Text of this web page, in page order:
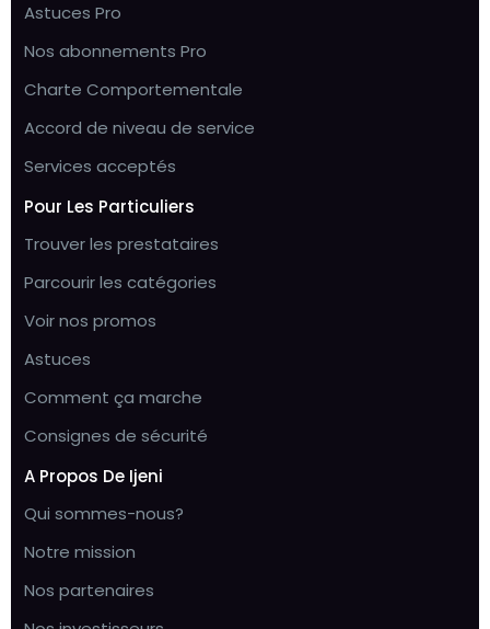
Astuces Pro
Nos abonnements Pro
Charte Comportementale
Accord de niveau de service
Services acceptés
Pour Les Particuliers
Trouver les prestataires
Parcourir les catégories
Voir nos promos
Astuces
Comment ça marche
Consignes de sécurité
A Propos De Ijeni
Qui sommes-nous?
Notre mission
Nos partenaires